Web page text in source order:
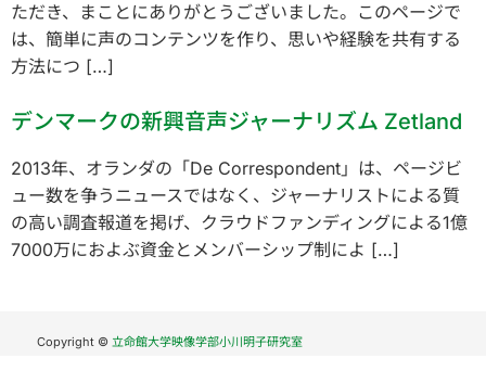
ただき、まことにありがとうございました。このページで
は、簡単に声のコンテンツを作り、思いや経験を共有する
方法につ […]
デンマークの新興音声ジャーナリズム Zetland
2013年、オランダの「De Correspondent」は、ページビ
ュー数を争うニュースではなく、ジャーナリストによる質
の高い調査報道を掲げ、クラウドファンディングによる1億
7000万におよぶ資金とメンバーシップ制によ […]
Copyright © 立命館大学映像学部小川明子研究室